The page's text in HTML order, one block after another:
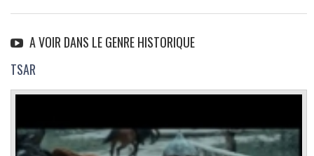
A VOIR DANS LE GENRE HISTORIQUE
TSAR